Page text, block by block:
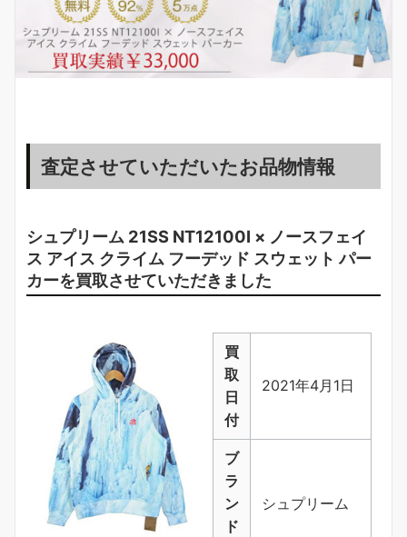
査定させていただいたお品物情報
シュプリーム 21SS NT12100I × ノースフェイ
ス アイス クライム フーデッド スウェット パー
カーを買取させていただきました
買
取
日
付
2021年4月1日
ブ
ラ
ン
ド
シュプリーム